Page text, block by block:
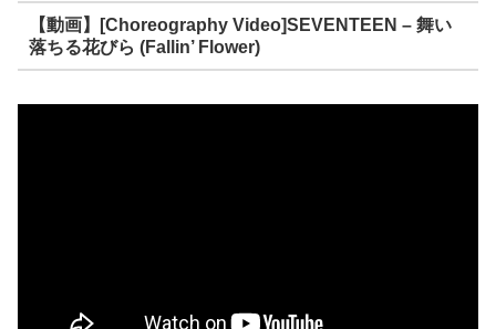
【動画】[Choreography Video]SEVENTEEN – 舞い
落ちる花びら (Fallin’ Flower)